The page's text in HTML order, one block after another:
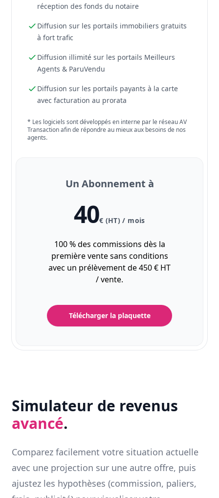
réception des fonds du notaire
Diffusion sur les portails immobiliers gratuits
à fort trafic
Diffusion illimité sur les portails Meilleurs
Agents & ParuVendu
Diffusion sur les portails payants à la carte
avec facturation au prorata
* Les logiciels sont développés en interne par le réseau AV
Transaction afin de répondre au mieux aux besoins de nos
agents.
Un Abonnement à
40€ (HT) / mois
100 % des commissions dès la
première vente sans conditions
avec un prélèvement de 450 € HT
/ vente.
Télécharger la plaquette
Simulateur de revenus
avancé.
Comparez facilement votre situation actuelle
avec une projection sur une autre offre, puis
ajustez les hypothèses (commission, paliers,